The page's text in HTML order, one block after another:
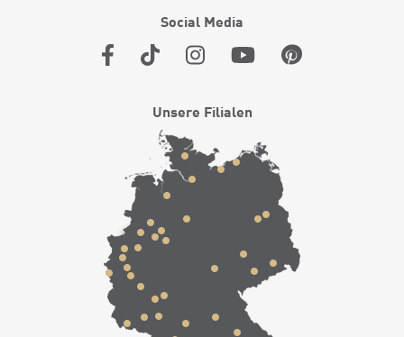
Social Media
Unsere Filialen